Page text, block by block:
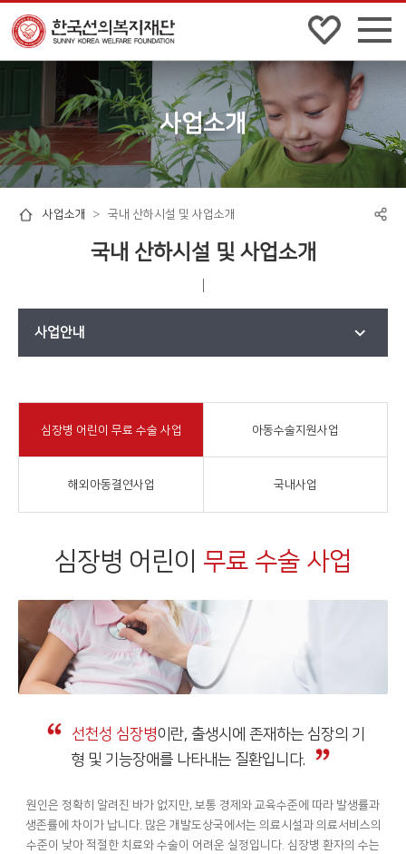
전체
메뉴
펼쳐
보기
사업소개
사업소개 국내 산하시설 및 사업소개
국내 산하시설 및 사업소개
사업안내
심장병 어린이 무료 수술 사업 아동수술지원사업
해외아동결연사업 국내사업
심장병 어린이 무료 수술 사업
선천성 심장병이란, 출생시에 존재하는 심장의 기
형 및 기능장애를 나타내는질환입니다.
원인은 정확히 알려진 바가 없지만, 보통 경제와 교육수준에 따라 발생률과
생존률에 차이가 납니다. 많은 개발도상국에서는 의료시설과 의료서비스의
수준이 낮아 적절한 치료와 수술이 어려운 실정입니다. 심장병 환자의 수는